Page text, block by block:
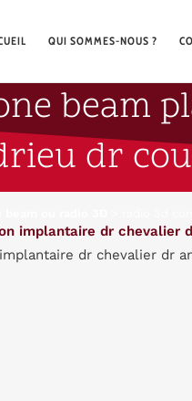
QUI SOMMES-NOUS ?
beam
dr
dr chevalier dr